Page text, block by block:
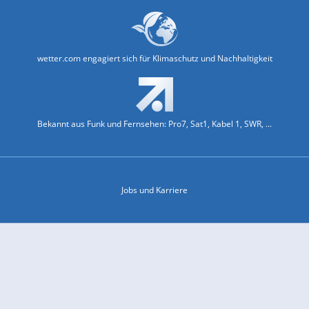
wetter.com engagiert sich für Klimaschutz und Nachhaltigkeit
Bekannt aus Funk und Fernsehen: Pro7, Sat1, Kabel 1, SWR, ...
Jobs und Karriere